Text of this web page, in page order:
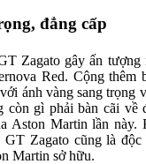
đẳng cấp
Zagato gây ấn tượng
Red. Cộng thêm
ánh vàng sang trọng
còn gì phải bàn cãi về
Aston Martin lần này.
GT Zagato cũng là
Martin sở hữu.